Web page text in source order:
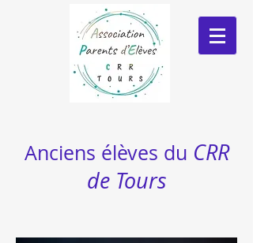
Anciens élèves du CRR
de Tours